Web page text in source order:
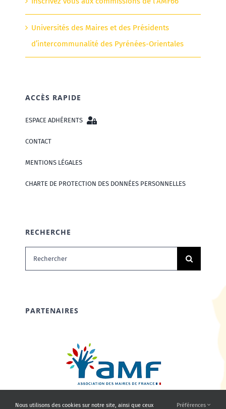
Universités des Maires et des Présidents
d’intercommunalité des Pyrénées-Orientales
ACCÈS RAPIDE
ESPACE ADHÉRENTS
CONTACT
MENTIONS LÉGALES
CHARTE DE PROTECTION DES DONNÉES PERSONNELLES
RECHERCHE
Rechercher:
PARTENAIRES
Nous utilisons des cookies sur notre site, ainsi que ceux Préférences